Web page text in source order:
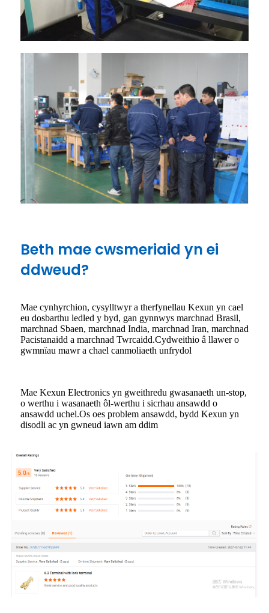
Beth mae cwsmeriaid yn ei
ddweud?
Mae cynhyrchion, cysylltwyr a therfynellau Kexun yn cael
eu dosbarthu ledled y byd, gan gynnwys marchnad Brasil,
marchnad Sbaen, marchnad India, marchnad Iran, marchnad
Pacistanaidd a marchnad Twrcaidd.Cydweithio â llawer o
gwmnïau mawr a chael canmoliaeth unfrydol
Mae Kexun Electronics yn gweithredu gwasanaeth un-stop,
o werthu i wasanaeth ôl-werthu i sicrhau ansawdd o
ansawdd uchel.Os oes problem ansawdd, bydd Kexun yn
disodli ac yn gwneud iawn am ddim